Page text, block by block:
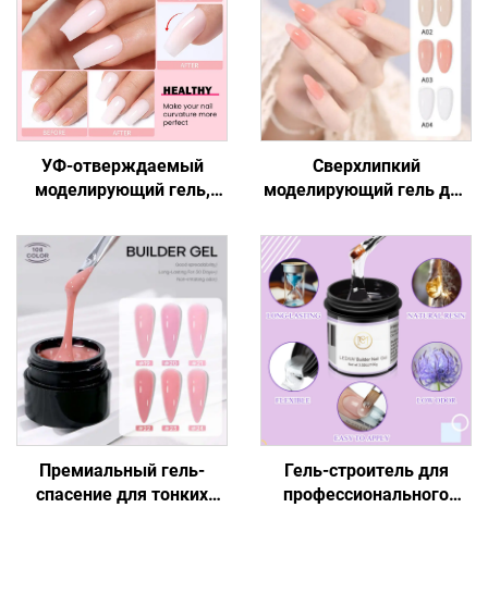
УФ-отверждаемый
моделирующий гель,
лепка
Сверхлипкий
моделирующий гель для
Премиальный гель-
спасение для тонких
Гель-строитель для
профессионального